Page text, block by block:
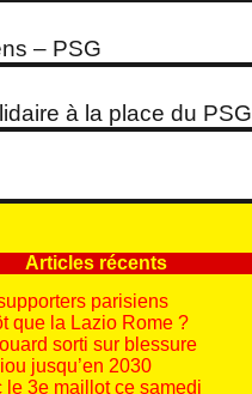
– PSG
à la place du PSG
Articles récents
parisiens
que la Lazio Rome ?
sorti sur blessure
jusqu’en 2030
le 3e maillot ce samedi